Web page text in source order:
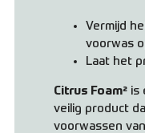
Vermijd
voorwas
Laat het
Citrus Foam² is
veilig product
voorwassen